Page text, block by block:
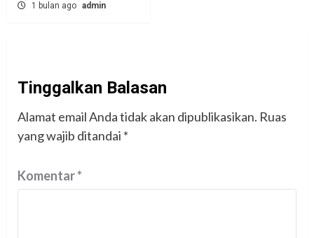
1 bulan ago admin
Tinggalkan Balasan
Alamat email Anda tidak akan dipublikasikan. Ruas
yang wajib ditandai *
Komentar*